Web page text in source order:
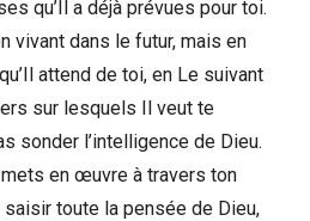
qu’Il a déjà prévues pour toi.
vivant dans le futur, mais en
attend de toi, en Le suivant
sur lesquels Il veut te
sonder l’intelligence de Dieu.
en œuvre à travers ton
toute la pensée de Dieu,